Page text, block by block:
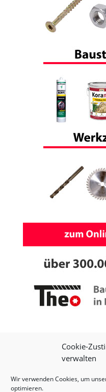
Cookie-
verwalten
Wir verwenden Cookies, um
optimieren.